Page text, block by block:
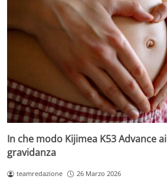
In che modo Kijimea K53 Advance
gravidanza
teamredazione 26 Marzo 2026